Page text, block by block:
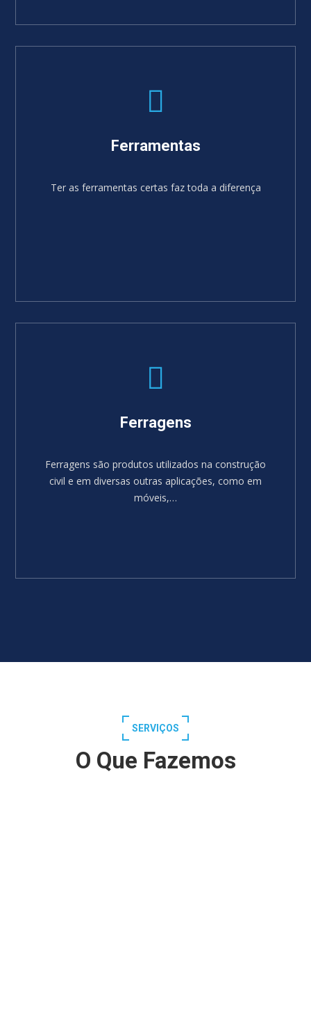
Ferramentas
Ter as ferramentas certas faz toda a diferença
Ferragens
Ferragens são produtos utilizados na construção
civil e em diversas outras aplicações, como em
móveis,…
SERVIÇOS
O Que Fazemos